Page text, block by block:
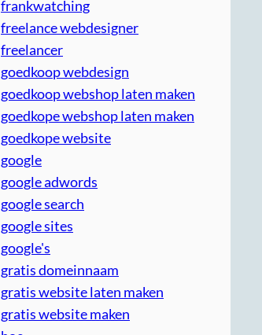
frankwatching
freelance webdesigner
freelancer
goedkoop webdesign
goedkoop webshop laten maken
goedkope webshop laten maken
goedkope website
google
google adwords
google search
google sites
google's
gratis domeinnaam
gratis website laten maken
gratis website maken